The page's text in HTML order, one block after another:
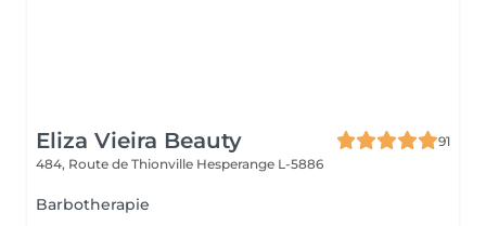
Eliza Vieira Beauty
91
484, Route de Thionville Hesperange L-5886
Barbotherapie